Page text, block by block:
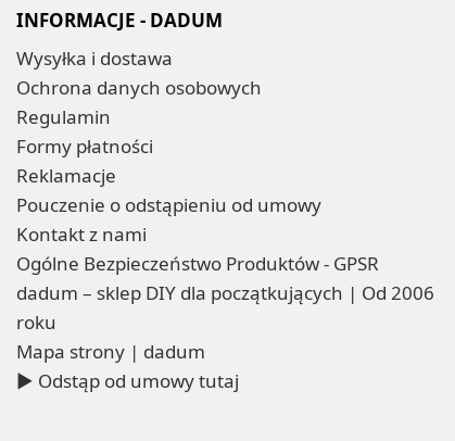
INFORMACJE - DADUM
Wysyłka i dostawa
Ochrona danych osobowych
Regulamin
Formy płatności
Reklamacje
Pouczenie o odstąpieniu od umowy
Kontakt z nami
Ogólne Bezpieczeństwo Produktów - GPSR
dadum – sklep DIY dla początkujących | Od 2006
roku
Mapa strony | dadum
▶ Odstąp od umowy tutaj